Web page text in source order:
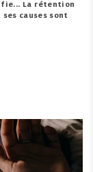
La rétention
causes sont